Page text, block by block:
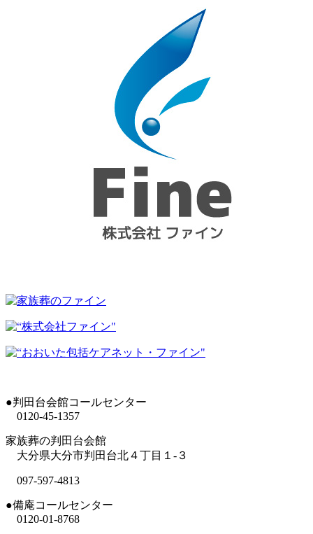
●判田台会館コールセンター
0120-45-1357
家族葬の判田台会館
大分県大分市判田台北４丁目１-３
097-597-4813
●備庵コールセンター
0120-01-8768